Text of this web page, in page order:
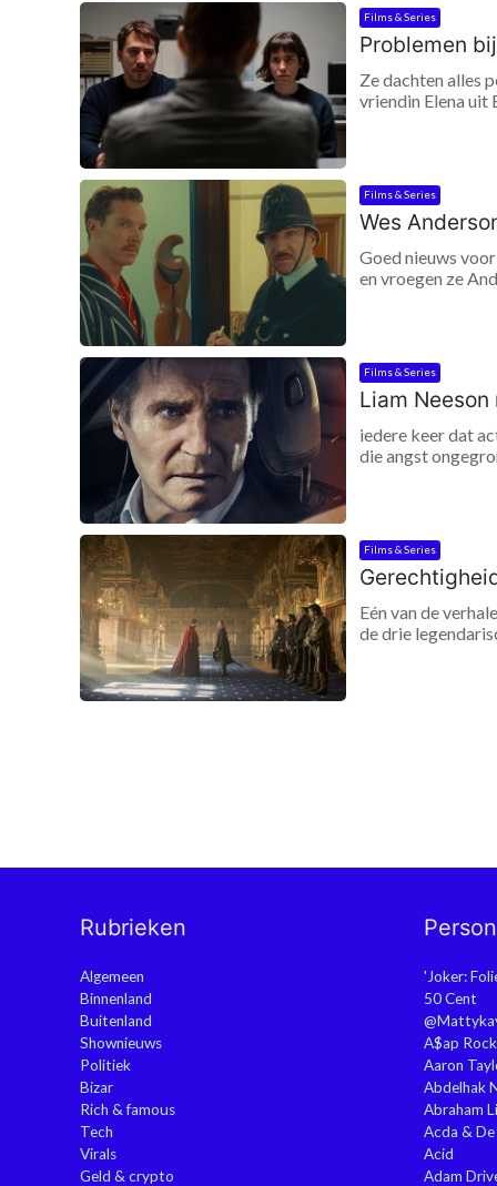
Films & Series
Problemen
Ze dachten alles
vriendin Elena uit
Films & Series
Wes
Goed nieuws
en vroegen ze
Films & Series
Liam
iedere keer dat
die angst
Films & Series
Eén van de
de drie
Rubrieken
Algemeen
Binnenland
Buitenland
Shownieuws
Politiek
Bizar
Rich & famous
Tech
Virals
Geld & crypto
'Joker:
50 Cent
A$ap
Aaron
Abdelhak
Abraham
Acda &
Acid
Adam